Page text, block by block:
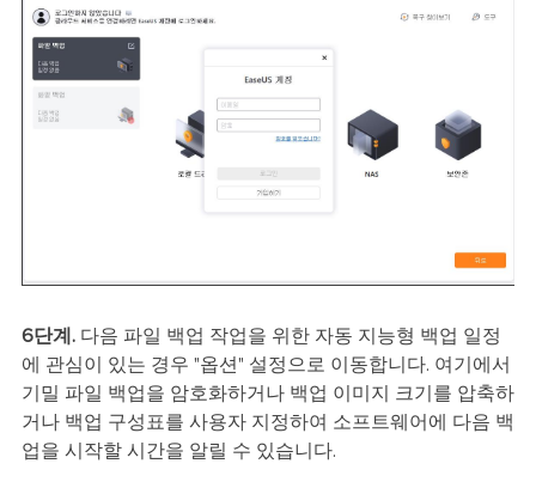
6단계.다음 파일 백업 작업을 위한 자동 지능형 백업 일정
에 관심이 있는 경우 "옵션" 설정으로 이동합니다. 여기에서
기밀 파일 백업을 암호화하거나 백업 이미지 크기를 압축하
거나 백업 구성표를 사용자 지정하여 소프트웨어에 다음 백
업을 시작할 시간을 알릴 수 있습니다.